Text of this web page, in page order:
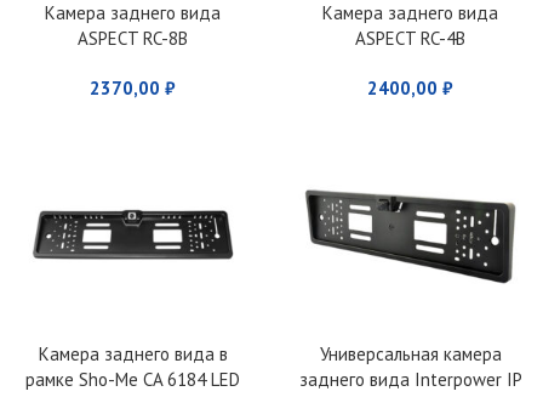
Камера заднего вида
ASPECT RC-8B
2370,00 ₽
Камера заднего вида
ASPECT RC-4B
2400,00 ₽
Камера заднего вида в
рамке Sho-Me CA 6184 LED
Универсальная камера
заднего вида Interpower IP